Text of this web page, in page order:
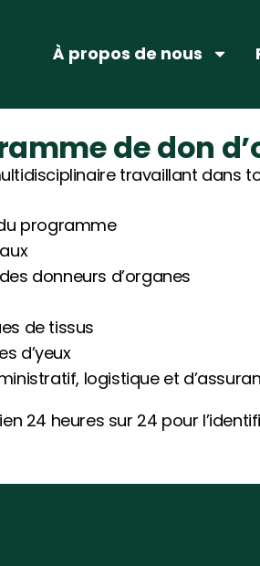
À propos de nous
de don
travaillant dans
programme
donneurs d’organes
de tissus
d’yeux
logistique et
24 heures sur 24 pour